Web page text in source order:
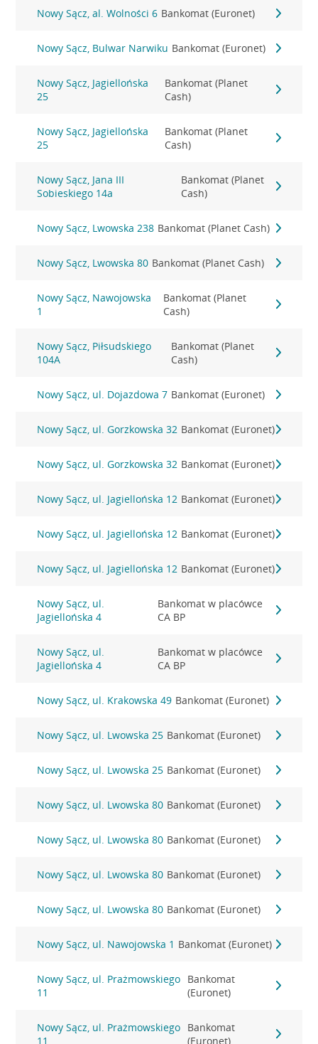
Nowy Sącz, al. Wolności 6 Bankomat (Euronet)
Nowy Sącz, Bulwar Narwiku Bankomat (Euronet)
Nowy Sącz, Jagiellońska
25
Bankomat (Planet
Cash)
Nowy Sącz, Jagiellońska
25
Bankomat (Planet
Cash)
Nowy Sącz, Jana III
Sobieskiego 14a
Bankomat (Planet
Cash)
Nowy Sącz, Lwowska 238 Bankomat (Planet Cash)
Nowy Sącz, Lwowska 80 Bankomat (Planet Cash)
Nowy Sącz, Nawojowska
1
Bankomat (Planet
Cash)
Nowy Sącz, Piłsudskiego
104A
Bankomat (Planet
Cash)
Nowy Sącz, ul. Dojazdowa 7 Bankomat (Euronet)
Nowy Sącz, ul. Gorzkowska 32 Bankomat (Euronet)
Nowy Sącz, ul. Gorzkowska 32 Bankomat (Euronet)
Nowy Sącz, ul. Jagiellońska 12 Bankomat (Euronet)
Nowy Sącz, ul. Jagiellońska 12 Bankomat (Euronet)
Nowy Sącz, ul. Jagiellońska 12 Bankomat (Euronet)
Nowy Sącz, ul.
Jagiellońska 4
Bankomat w placówce
CA BP
Nowy Sącz, ul.
Jagiellońska 4
Bankomat w placówce
CA BP
Nowy Sącz, ul. Krakowska 49 Bankomat (Euronet)
Nowy Sącz, ul. Lwowska 25 Bankomat (Euronet)
Nowy Sącz, ul. Lwowska 25 Bankomat (Euronet)
Nowy Sącz, ul. Lwowska 80 Bankomat (Euronet)
Nowy Sącz, ul. Lwowska 80 Bankomat (Euronet)
Nowy Sącz, ul. Lwowska 80 Bankomat (Euronet)
Nowy Sącz, ul. Lwowska 80 Bankomat (Euronet)
Nowy Sącz, ul. Nawojowska 1 Bankomat (Euronet)
Nowy Sącz, ul. Prażmowskiego
11
Bankomat
(Euronet)
Nowy Sącz, ul. Prażmowskiego
11
Bankomat
(Euronet)